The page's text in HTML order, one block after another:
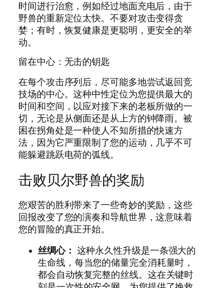
时间进行治愈，例如经过地面充电后，由于
野兽的重新定位太快。不要对攻击变得贪
婪；有时，恢复健康是更聪明，更安全的举
动。
留在中心：无击的钥匙
在每个攻击序列后，尽可能多地尝试返回竞
技场的中心。这种中性定位为您提供最大的
时间和空间，以应对接下来的老板所做的一
切，无论是从侧面还是从上方的钟降雨。被
困在拐角处是一种使人不知所措的快速方
法，因为它严重限制了您的运动，几乎不可
能躲避跳跃电荷的弧线。
击败贝尔野兽的奖励
您艰苦的胜利带来了一些奇妙的奖励，这些
回报改变了您的演奏和导航世界，这意味着
您的冒险的真正开始。
丝绸心： 这种永久性升级是一条强大的
生命线，每当您的储量完全消耗量时，
都会自动恢复完整的丝线。这在关键时